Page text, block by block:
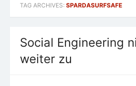
TAG ARCHIVES: SPARDASURFSAFE
Social Engineering
weiter zu